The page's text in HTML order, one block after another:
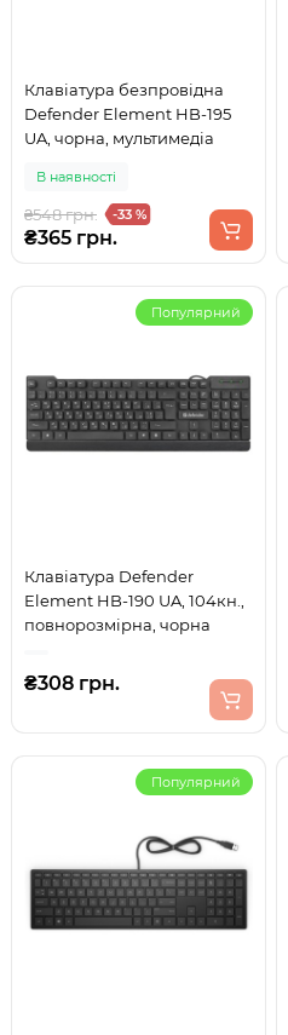
Клавіатура безпровідна
Defender Element HB-195
UA, чорна, мультимедіа
В наявності
₴548 грн. -33 %
₴365 грн.
Популярний
Клавіатура Defender
Element HB-190 UA, 104кн.,
повнорозмірна, чорна
₴308 грн.
Популярний